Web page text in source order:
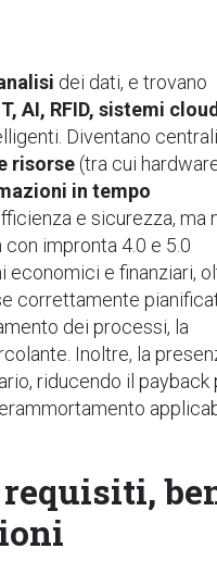
dei dati, e trovano
AI, RFID, sistemi cloud
Diventano
risorse (tra cui
in tempo
e sicurezza, ma
con impronta 4.0 e 5.0
economici e finanziari,
correttamente
dei processi, la
Inoltre, la
riducendo ilpayback